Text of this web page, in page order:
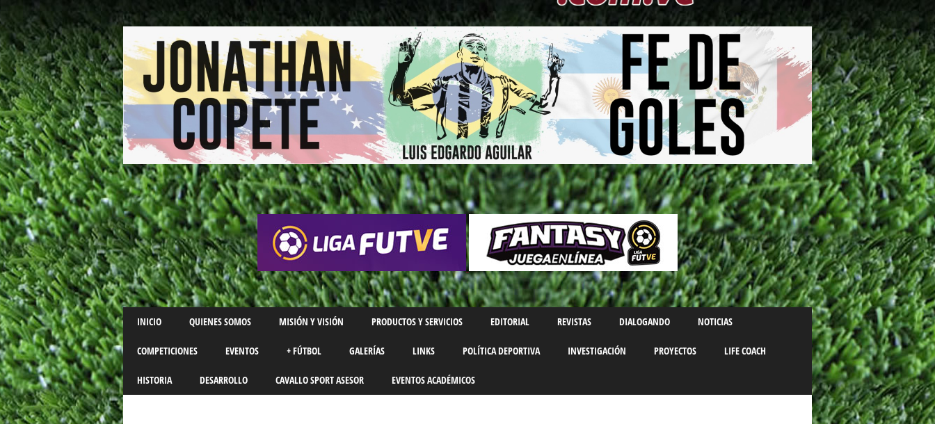
Main menu
Skip
to
content
INICIO QUIENES SOMOS MISIÓN Y VISIÓN PRODUCTOS Y SERVICIOS EDITORIAL REVISTAS DIALOGANDO NOTICIAS
COMPETICIONES EVENTOS + FÚTBOL GALERÍAS LINKS POLÍTICA DEPORTIVA INVESTIGACIÓN PROYECTOS LIFE COACH
HISTORIA DESARROLLO CAVALLO SPORT ASESOR EVENTOS ACADÉMICOS